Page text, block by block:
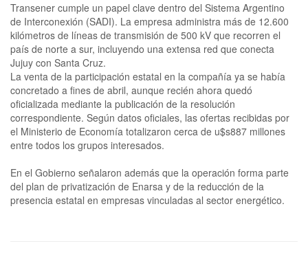
Transener cumple un papel clave dentro del Sistema Argentino
de Interconexión (SADI). La empresa administra más de 12.600
kilómetros de líneas de transmisión de 500 kV que recorren el
país de norte a sur, incluyendo una extensa red que conecta
Jujuy con Santa Cruz.
La venta de la participación estatal en la compañía ya se había
concretado a fines de abril, aunque recién ahora quedó
oficializada mediante la publicación de la resolución
correspondiente. Según datos oficiales, las ofertas recibidas por
el Ministerio de Economía totalizaron cerca de u$s887 millones
entre todos los grupos interesados.
En el Gobierno señalaron además que la operación forma parte
del plan de privatización de Enarsa y de la reducción de la
presencia estatal en empresas vinculadas al sector energético.